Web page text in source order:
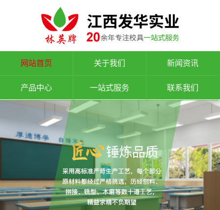
网站首页 关于我们 新闻资讯
产品中心 一站式服务 联系我们